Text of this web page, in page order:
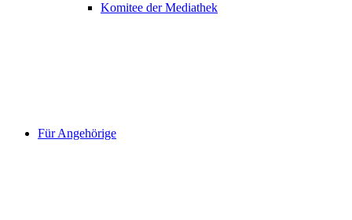
Komitee der Mediathek
Für Angehörige